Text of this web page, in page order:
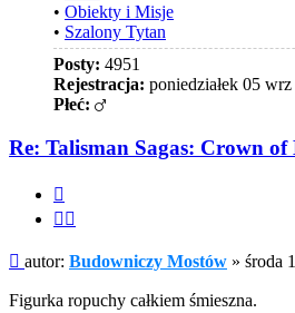
• Obiekty i Misje
• Szalony Tytan
Posty: 4951
Rejestracja: poniedziałek 05
Płeć:
Re: Talisman Sagas: Crown of
Post
autor: Budowniczy Mostów » środa
Figurka ropuchy całkiem śmieszna.